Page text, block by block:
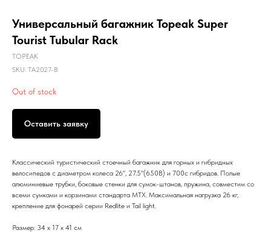
Универсальный багажник Topeak Super
Tourist Tubular Rack
TOPEAK
SKU: TA2027-B
Out of stock
Оставить заявку
Классический туристический стоечный багажник для горных и гибридных
велосипедов с диаметром колеса 26", 27.5"(650B) и 700c гибридов. Полые
алюминиевые трубки, боковые стенки для сумок-штанов, пружина, совместим со
всеми сумками и корзинами стандарта MTX. Максимальная нагрузка 26 кг,
крепление для фонарей серии Redlite и Tail light.
Размер: 34 x 17 x 41 см